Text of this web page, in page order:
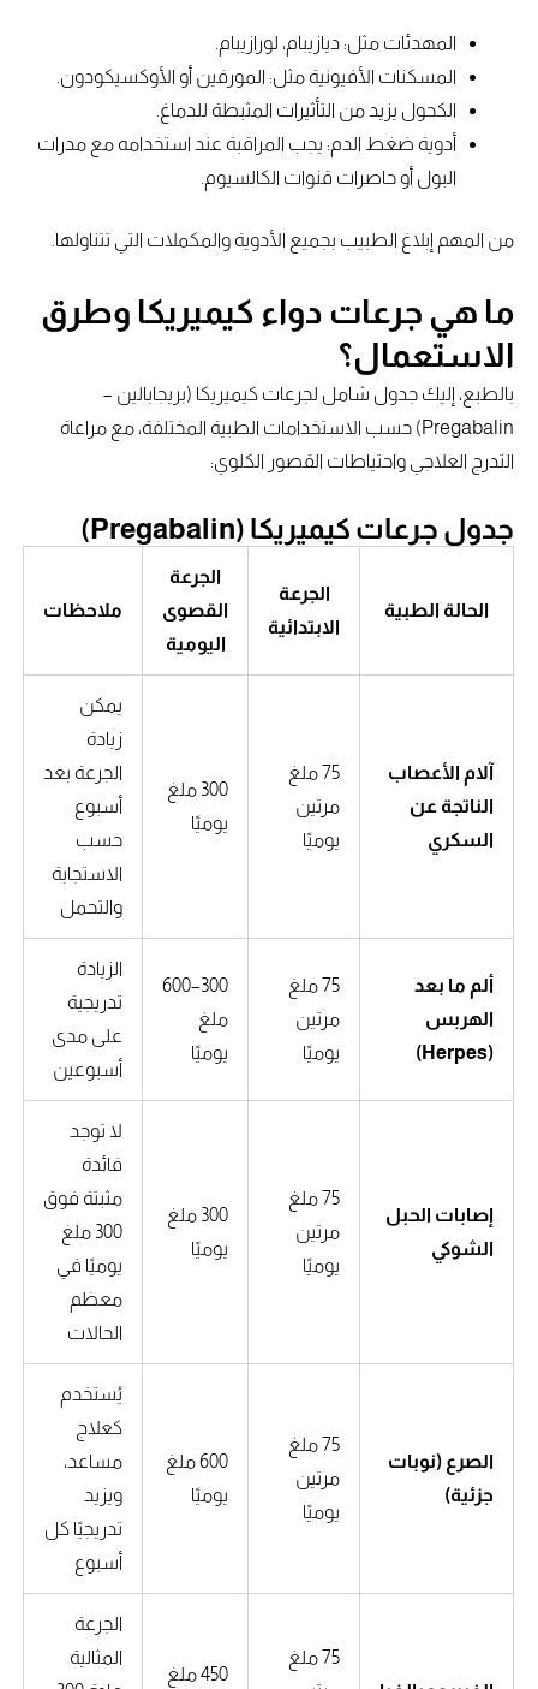
المهدئات مثل: ديازيبام، لورازيبام.
المسكنات الأفيونية مثل: المورفين أو الأوكسيكودون.
الكحول يزيد من التأثيرات المثبطة للدماغ.
أدوية ضغط الدم: يجب المراقبة عند استخدامه مع مدرات
البول أو حاصرات قنوات الكالسيوم.
من المهم إبلاغ الطبيب بجميع الأدوية والمكملات التي تتناولها.
ما هي جرعات دواء كيميريكا وطرق
الاستعمال؟
بالطبع، إليك جدول شامل لجرعات كيميريكا (بريجابالين –
Pregabalin) حسب الاستخدامات الطبية المختلفة، مع مراعاة
التدرج العلاجي واحتياطات القصور الكلوي:
جدول جرعات كيميريكا (Pregabalin)
الحالة الطبية
الجرعة
الابتدائية
الجرعة
القصوى
اليومية
ملاحظات
آلام الأعصاب
الناتجة عن
السكري
75 ملغ
مرتين
يوميًا
300 ملغ
يوميًا
يمكن
زيادة
الجرعة بعد
أسبوع
حسب
الاستجابة
والتحمل
ألم ما بعد
الهربس
75 ملغ
مرتين
يوميًا
300–600
ملغ
يوميًا
الزيادة
تدريجية
على مدى
أسبوعين
إصابات الحبل
الشوكي
75 ملغ
مرتين
يوميًا
300 ملغ
يوميًا
لا توجد
فائدة
مثبتة فوق
300 ملغ
يوميًا في
معظم
الحالات
الصرع (نوبات
جزئية)
75 ملغ
مرتين
يوميًا
600 ملغ
يوميًا
يُستخدم
كعلاج
مساعد،
ويزيد
تدريجيًا كل
أسبوع
75 ملغ
450 ملغ
الجرعة
المثالية